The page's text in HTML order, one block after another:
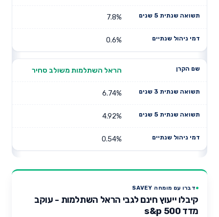
7.8%
0.6%
הראל השתלמות משולב סחיר
6.74%
4.92%
0.54%
דברו עם מומחה SAVEY
קיבלו ייעוץ חינם לגבי הראל השתלמות - עוקב
מדד s&p 500